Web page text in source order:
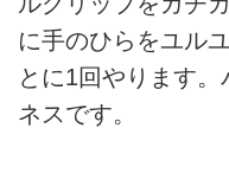
に手のひらをユル
とに1回やります
ネスです。